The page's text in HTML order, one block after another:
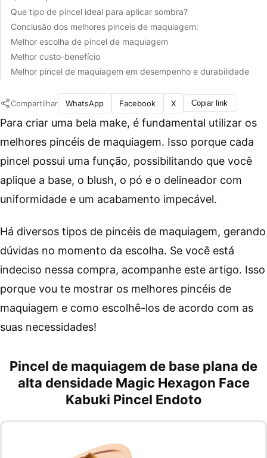
Que tipo de pincel ideal para aplicar sombra?
Conclusão dos melhores pinceis de maquiagem:
Melhor escolha de pincel de maquiagem
Melhor custo-benefício
Melhor pincel de maquiagem em desempenho e durabilidade
Compartilhar WhatsApp Facebook X Copiar link
Para criar uma bela make, é fundamental utilizar os
melhores pincéis de maquiagem. Isso porque cada
pincel possui uma função, possibilitando que você
aplique a base, o blush, o pó e o delineador com
uniformidade e um acabamento impecável.
Há diversos tipos de pincéis de maquiagem, gerando
dúvidas no momento da escolha. Se você está
indeciso nessa compra, acompanhe este artigo. Isso
porque vou te mostrar os melhores pincéis de
maquiagem e como escolhê-los de acordo com as
suas necessidades!
Pincel de maquiagem de base plana de
alta densidade Magic Hexagon Face
Kabuki Pincel Endoto